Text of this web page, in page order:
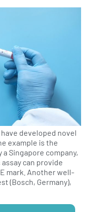
developed novel
example is the
a Singapore company,
can provide
mark. Another well-
(Bosch, Germany),